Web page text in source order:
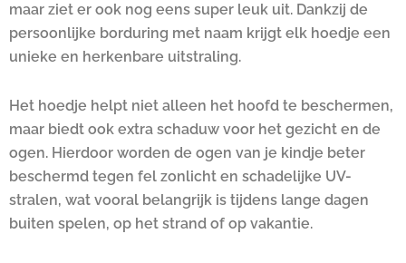
maar ziet er ook nog eens super leuk uit. Dankzij de
persoonlijke borduring met naam krijgt elk hoedje een
unieke en herkenbare uitstraling.
Het hoedje helpt niet alleen het hoofd te beschermen,
maar biedt ook extra schaduw voor het gezicht en de
ogen. Hierdoor worden de ogen van je kindje beter
beschermd tegen fel zonlicht en schadelijke UV-
stralen, wat vooral belangrijk is tijdens lange dagen
buiten spelen, op het strand of op vakantie.